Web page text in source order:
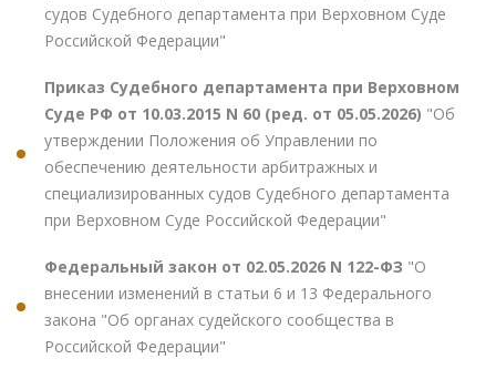
судов Судебного департамента при Верховном Суде
Российской Федерации"
Приказ Судебного департамента при Верховном
Суде РФ от 10.03.2015 N 60 (ред. от 05.05.2026) "Об
утверждении Положения об Управлении по
обеспечению деятельности арбитражных и
специализированных судов Судебного департамента
при Верховном Суде Российской Федерации"
Федеральный закон от 02.05.2026 N 122-ФЗ "О
внесении изменений в статьи 6 и 13 Федерального
закона "Об органах судейского сообщества в
Российской Федерации"